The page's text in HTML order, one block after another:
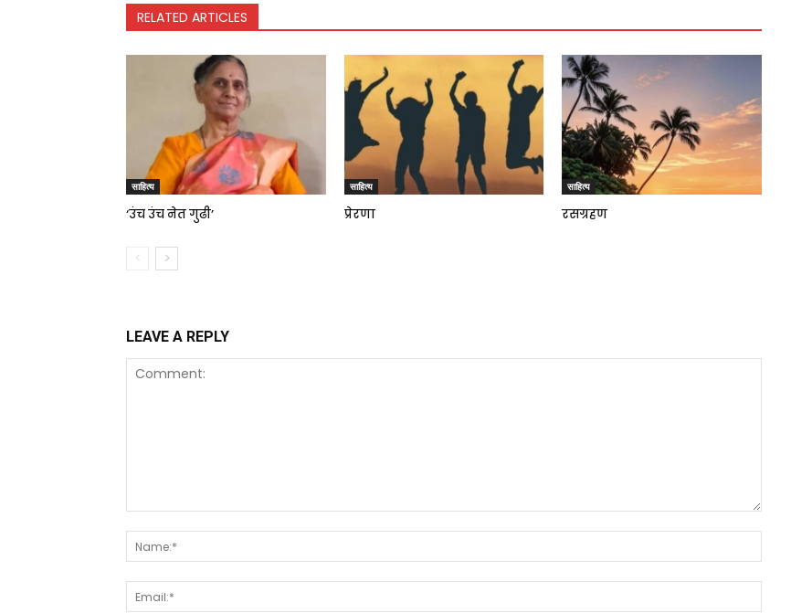
RELATED ARTICLES
साहित्य
‘उंच उंच नेत गुढी’
साहित्य
प्रेरणा
साहित्य
रसग्रहण
LEAVE A REPLY